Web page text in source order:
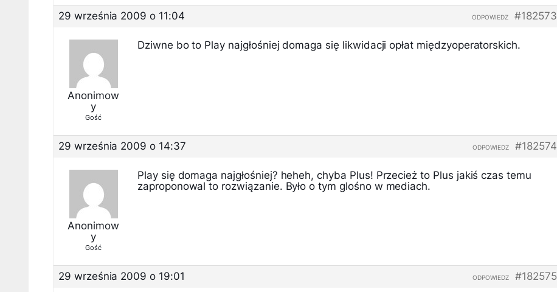
29 września 2009 o 11:04 #182573
ODPOWIEDZ
Anonimow
y
Gość
Dziwne bo to Play najgłośniej domaga się likwidacji opłat międzyoperatorskich.
29 września 2009 o 14:37 #182574
ODPOWIEDZ
Anonimow
y
Gość
Play się domaga najgłośniej? heheh, chyba Plus! Przecież to Plus jakiś czas temu
zaproponowal to rozwiązanie. Było o tym glośno w mediach.
29 września 2009 o 19:01 #182575
ODPOWIEDZ